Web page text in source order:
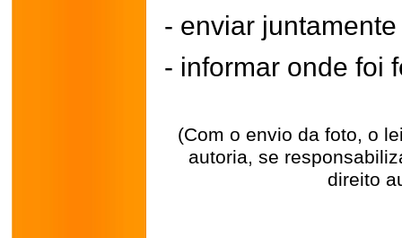
- enviar
- informar onde foi
(Com o envio da foto, o
autoria, se
direito